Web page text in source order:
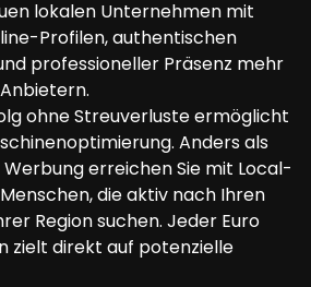
lokalen Unternehmen mit
Profilen, authentischen
professioneller Präsenz mehr
ohne Streuverluste ermöglicht
Anders als
erreichen Sie mit Local-
die aktiv nach Ihren
Region suchen. Jeder Euro
zielt direkt auf potenzielle